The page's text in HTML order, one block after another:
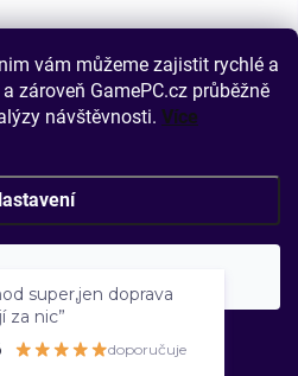
vám můžeme zajistit rychlé a
zároveň GamePC.cz průběžně
návštěvnosti. Více
super,jen doprava
za nic”
doporučuje